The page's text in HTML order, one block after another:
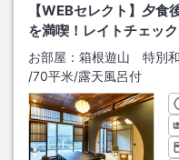
【WEBセレクト】夕
を満喫！レイトチェッ
お部屋： 箱根遊山 特別
/70平米/露天風呂付